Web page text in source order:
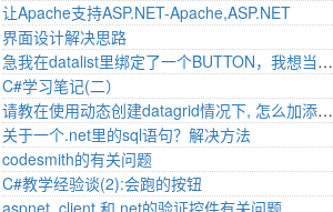
让Apache支持ASP.NET-Apache,ASP.NET
界面设计解决思路
急我在datalist里绑定了一个BUTTON，我想当按下他的时候弹出是否确认删除的确认框，请教该如何做啊
C#学习笔记(二）
请教在使用动态创建datagrid情况下, 怎么加添加Url连接在每个BoundColumn
关于一个.net里的sql语句？解决方法
codesmith的有关问题
C#教学经验谈(2):会跑的按钮
aspnet_client 和.net的验证控件有关问题